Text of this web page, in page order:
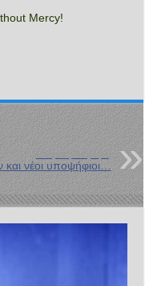
Mercy!
Επόμενη Ανάρτηση
και νέοι υποψήφιοι…